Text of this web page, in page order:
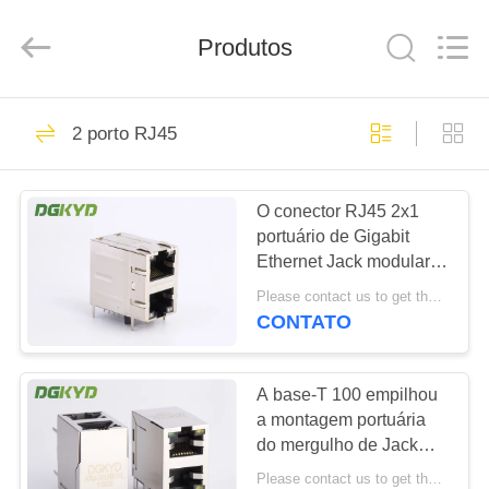
CASA
PRODUTOS
SHOW
SOBRE
NÓS
Technology
Co.,ltd.
conector do
Ethernet rj45
conector protegido
rj45
67
Produtos
2 porto RJ45
O conector RJ45 2x1
portuário de Gigabit
Ethernet Jack modular 2
deslocou o St/Jk com
diodo emissor de luz
Please contact us to get the latest price. MOQ:1 parte
CONTATO
A base-T 100 empilhou
a montagem portuária
do mergulho de Jack
With Magnetics Right
Please contact us to get the latest price. MOQ:1 parte